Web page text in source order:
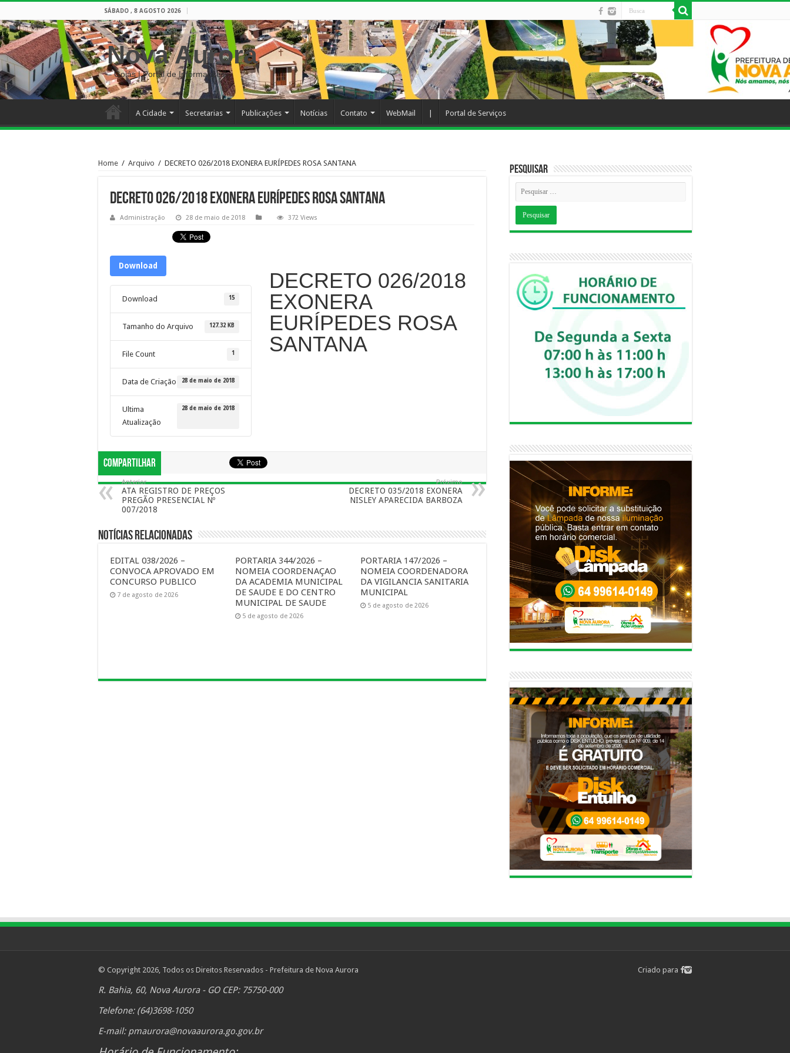
SÁBADO , 8 AGOSTO 2026
Nova Aurora
– Goiás | Portal de Informações
A Cidade Secretarias Publicações Notícias Contato WebMail Portal de Serviços
Home / Arquivo / DECRETO 026/2018 EXONERA EURÍPEDES ROSA SANTANA
DECRETO 026/2018 EXONERA EURÍPEDES ROSA SANTANA
Administração 28 de maio de 2018 372 Views
Download
Download 15
Tamanho do Arquivo 127.32 KB
File Count 1
Data de Criação 28 de maio de 2018
Ultima
Atualização
28 de maio de 2018
DECRETO 026/2018
EXONERA
EURÍPEDES ROSA
SANTANA
Compartilhar
Anterior
ATA REGISTRO DE PREÇOS
PREGÃO PRESENCIAL Nº
007/2018
Próximo
DECRETO 035/2018 EXONERA
NISLEY APARECIDA BARBOZA
Notícias Relacionadas
EDITAL 038/2026 –
CONVOCA APROVADO EM
CONCURSO PUBLICO
7 de agosto de 2026
PORTARIA 344/2026 –
NOMEIA COORDENAÇAO
DA ACADEMIA MUNICIPAL
DE SAUDE E DO CENTRO
MUNICIPAL DE SAUDE
5 de agosto de 2026
PORTARIA 147/2026 –
NOMEIA COORDENADORA
DA VIGILANCIA SANITARIA
MUNICIPAL
5 de agosto de 2026
Pesquisar
Criado para
© Copyright 2026, Todos os Direitos Reservados - Prefeitura de Nova Aurora
R. Bahia, 60, Nova Aurora - GO CEP: 75750-000
Telefone: (64)3698-1050
E-mail: pmaurora@novaaurora.go.gov.br